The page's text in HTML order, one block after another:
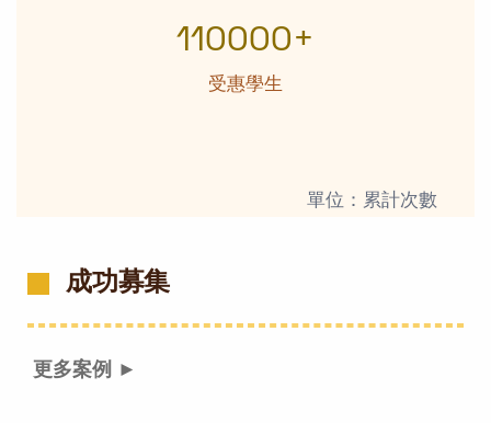
110000+
受惠學生
單位：累計次數
成功募集
更多案例 ►